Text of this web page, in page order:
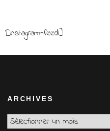
[instagram-feed]
ARCHIVES
Archives